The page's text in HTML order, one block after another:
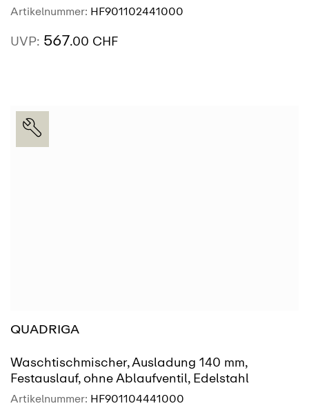
Artikelnummer: HF901102441000
UVP: 567.00 CHF
QUADRIGA
Waschtischmischer, Ausladung 140 mm,
Festauslauf, ohne Ablaufventil, Edelstahl
Artikelnummer: HF901104441000